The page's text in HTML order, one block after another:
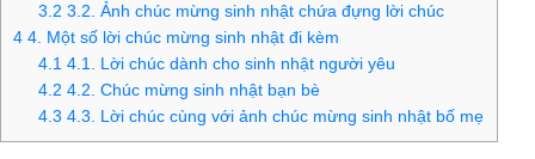
3.2 3.2. Ảnh chúc mừng sinh nhật chứa đựng lời chúc
4 4. Một số lời chúc mừng sinh nhật đi kèm
4.1 4.1. Lời chúc dành cho sinh nhật người yêu
4.2 4.2. Chúc mừng sinh nhật bạn bè
4.3 4.3. Lời chúc cùng với ảnh chúc mừng sinh nhật bố mẹ